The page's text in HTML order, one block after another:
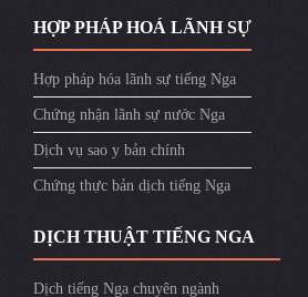
HỢP PHÁP HOÁ LÃNH SỰ
Hợp pháp hóa lãnh sự tiếng Nga
Chứng nhận lãnh sự nước Nga
Dịch vụ sao y bản chính
Chứng thực bản dịch tiếng Nga
DỊCH THUẬT TIẾNG NGA
Dịch tiếng Nga chuyên ngành